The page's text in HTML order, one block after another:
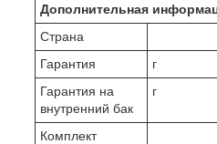
Дополнительная
Страна
Гарантия
г
Гарантия на
внутренний бак
г
Комплект